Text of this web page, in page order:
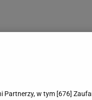
Partnerzy, w tym [676]